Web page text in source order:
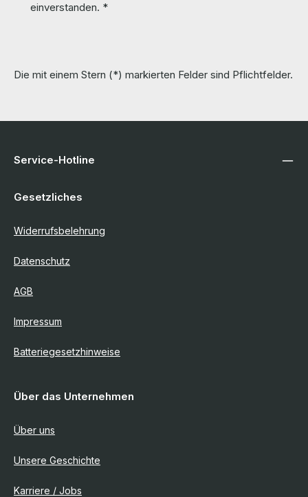
einverstanden. *
Die mit einem Stern (*) markierten Felder sind Pflichtfelder.
Service-Hotline
Gesetzliches
Widerrufsbelehrung
Datenschutz
AGB
Impressum
Batteriegesetzhinweise
Über das Unternehmen
Über uns
Unsere Geschichte
Karriere / Jobs